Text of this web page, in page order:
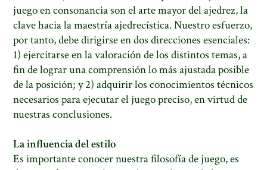
juego en consonancia son el arte mayor del ajedrez, la
clave hacia la maestría ajedrecística. Nuestro esfuerzo,
por tanto, debe dirigirse en dos direcciones esenciales:
1) ejercitarse en la valoración de los distintos temas, a
fin de lograr una comprensión lo más ajustada posible
de la posición; y 2) adquirir los conocimientos técnicos
necesarios para ejecutar el juego preciso, en virtud de
nuestras conclusiones.
La influencia del estilo
Es importante conocer nuestra filosofía de juego, es